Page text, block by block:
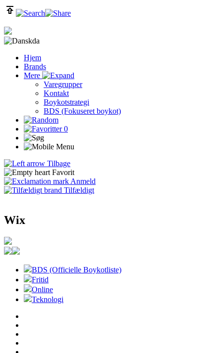
da
Hjem
Brands
Mere
Varegrupper
Kontakt
Boykotstrategi
BDS (Fokuseret boykot)
0
Tilbage
Favorit
Anmeld
Tilfældigt
Wix
BDS (Officielle Boykotliste)
Fritid
Online
Teknologi